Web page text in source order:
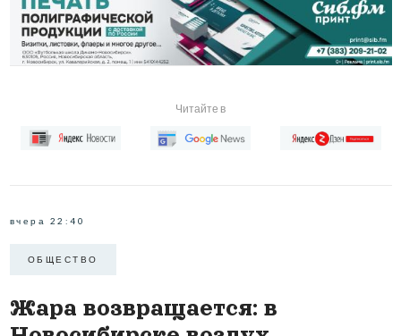
Читайте в
вчера 22:40
ОБЩЕСТВО
Жара возвращается: в